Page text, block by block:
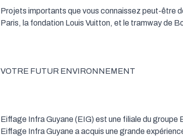
Projets importants que vous connaissez peut-être
Paris, la fondation Louis Vuitton, et le tramway de
VOTRE FUTUR ENVIRONNEMENT
Eiffage Infra Guyane (EIG) est une filiale du
Eiffage Infra Guyane a acquis une grande